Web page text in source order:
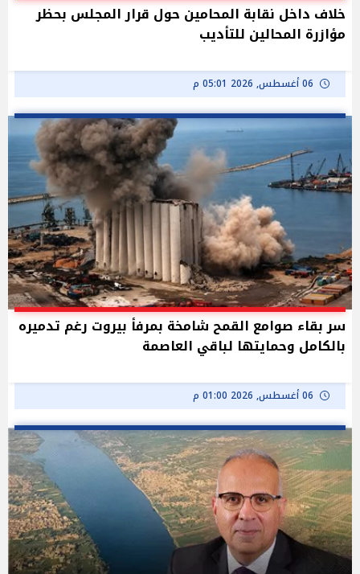
خلاف داخل نقابة المحامين حول قرار المجلس بحظر
مؤازرة المحالين للتأديب
06 أغسطس, 2026 05:01 م
سر بقاء صوامع القمح شامخة بمرفأ بيروت رغم تدميره
بالكامل وحمايتها لباقي العاصمة
06 أغسطس, 2026 01:00 م